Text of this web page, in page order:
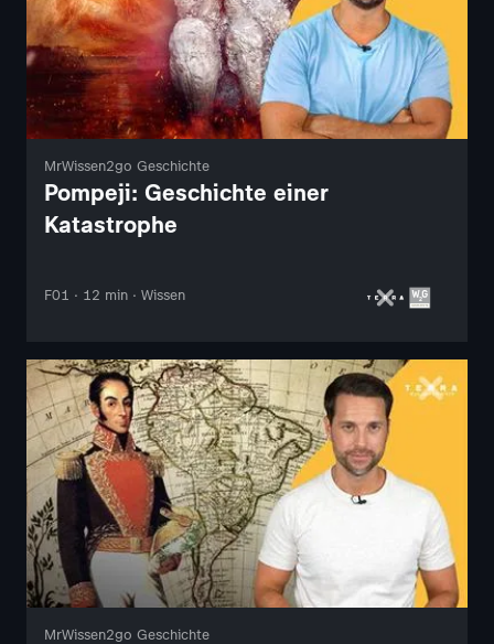
MrWissen2go Geschichte
Pompeji: Geschichte einer
Katastrophe
F01 · 12 min · Wissen
MrWissen2go Geschichte